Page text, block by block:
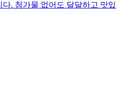
. 첨가물 없어도 달달하고 맛있